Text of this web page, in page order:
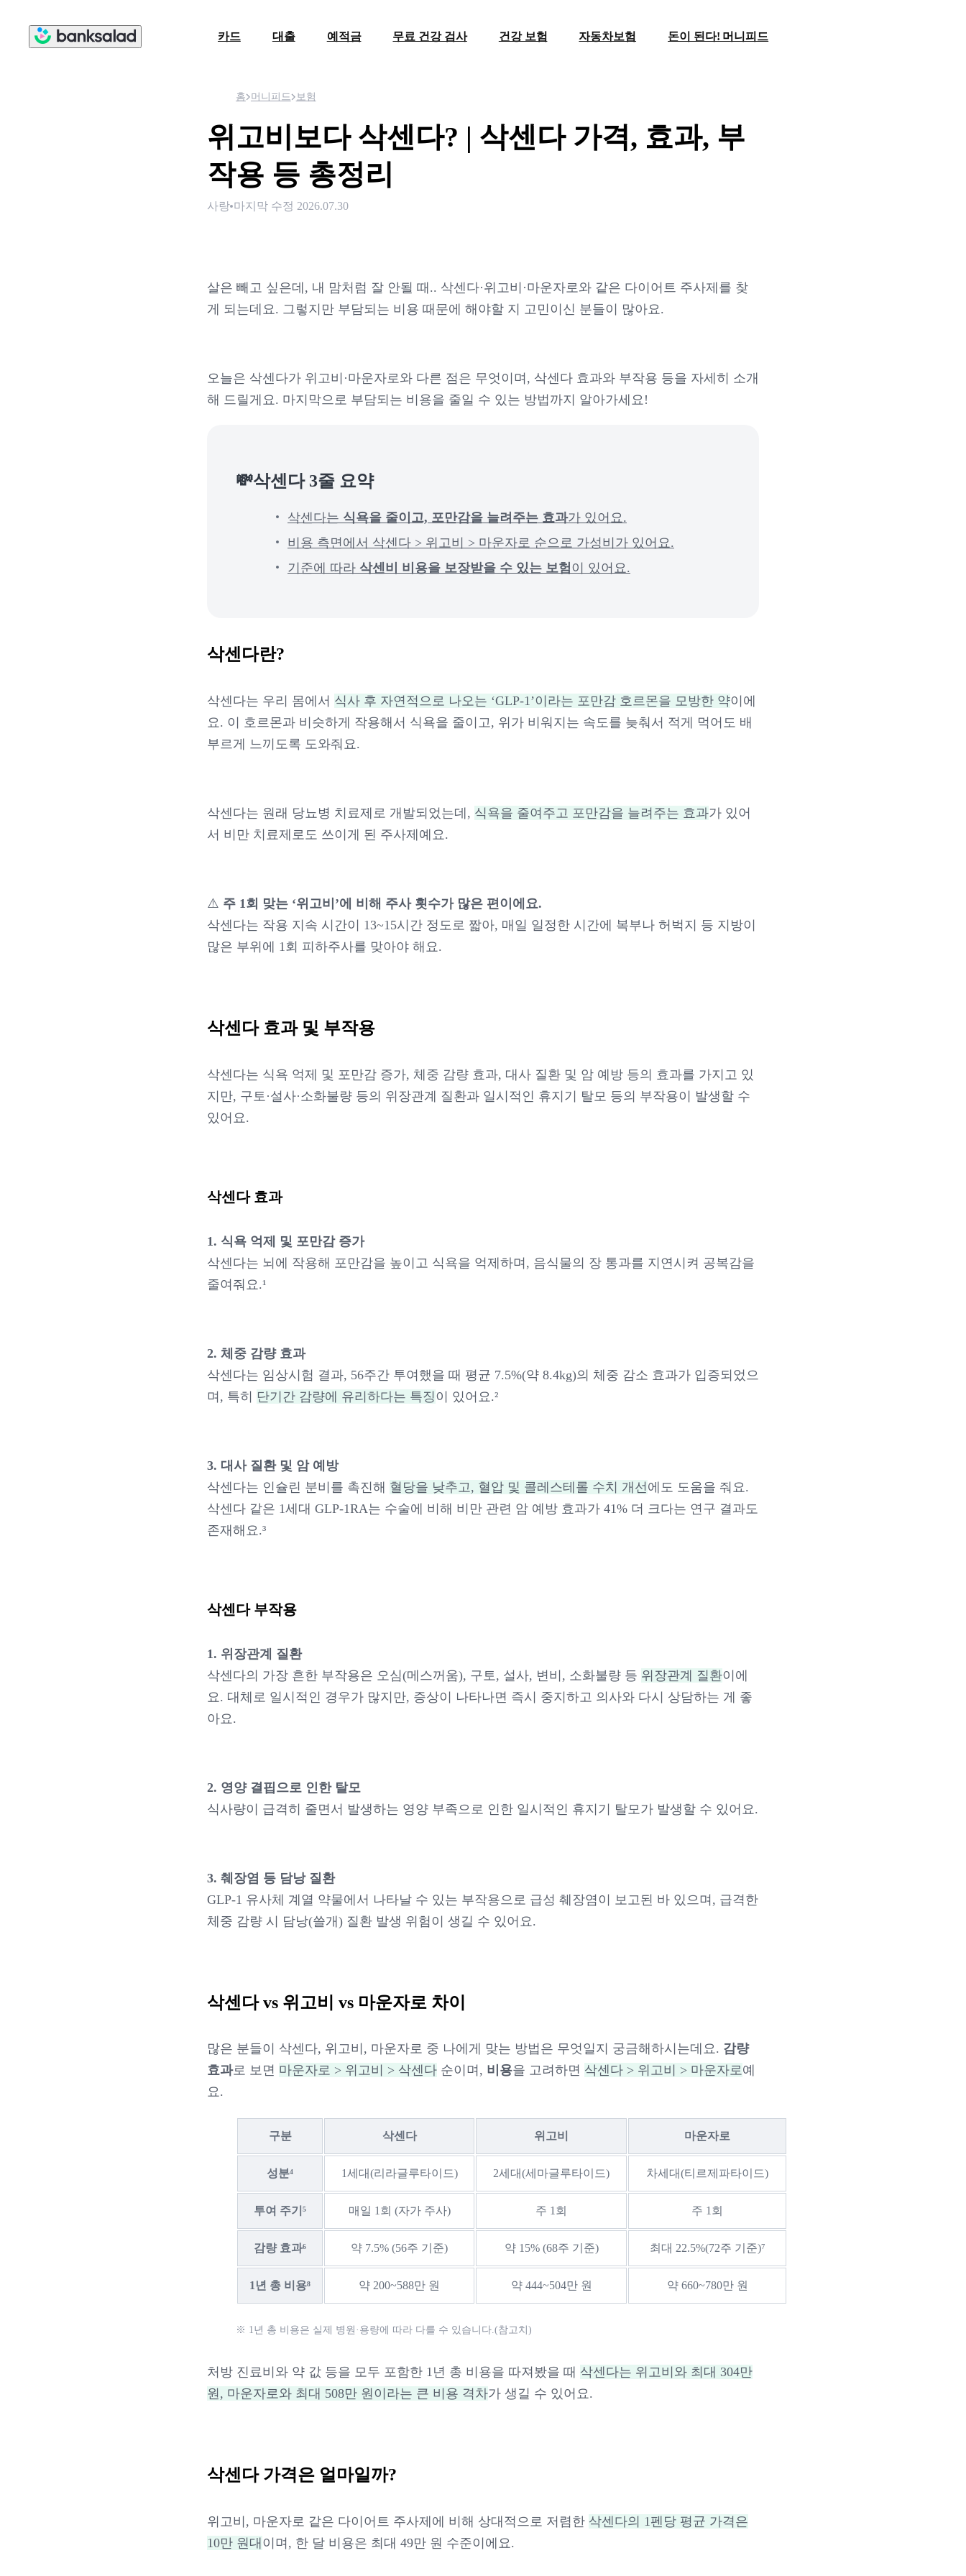
카드 대출 예적금 무료 건강 검사 건강 보험 자동차보험 돈이 된다! 머니피드
홈 머니피드 보험
위고비보다 삭센다? | 삭센다 가격, 효과, 부
작용 등 총정리
사랑 마지막 수정 2026.07.30
살은 빼고 싶은데, 내 맘처럼 잘 안될 때.. 삭센다·위고비·마운자로와 같은 다이어트 주사제를 찾
게 되는데요. 그렇지만 부담되는 비용 때문에 해야할 지 고민이신 분들이 많아요.
오늘은 삭센다가 위고비·마운자로와 다른 점은 무엇이며, 삭센다 효과와 부작용 등을 자세히 소개
해 드릴게요. 마지막으로 부담되는 비용을 줄일 수 있는 방법까지 알아가세요!
💸삭센다 3줄 요약
삭센다는 식욕을 줄이고, 포만감을 늘려주는 효과가 있어요.
비용 측면에서 삭센다 > 위고비 > 마운자로 순으로 가성비가 있어요.
기준에 따라 삭센비 비용을 보장받을 수 있는 보험이 있어요.
삭센다란?
삭센다는 우리 몸에서 식사 후 자연적으로 나오는 ‘GLP-1’이라는 포만감 호르몬을 모방한 약이에
요. 이 호르몬과 비슷하게 작용해서 식욕을 줄이고, 위가 비워지는 속도를 늦춰서 적게 먹어도 배
부르게 느끼도록 도와줘요.
삭센다는 원래 당뇨병 치료제로 개발되었는데, 식욕을 줄여주고 포만감을 늘려주는 효과가 있어
서 비만 치료제로도 쓰이게 된 주사제예요.
⚠️ 주 1회 맞는 ‘위고비’에 비해 주사 횟수가 많은 편이에요.
삭센다는 작용 지속 시간이 13~15시간 정도로 짧아, 매일 일정한 시간에 복부나 허벅지 등 지방이
많은 부위에 1회 피하주사를 맞아야 해요.
삭센다 효과 및 부작용
삭센다는 식욕 억제 및 포만감 증가, 체중 감량 효과, 대사 질환 및 암 예방 등의 효과를 가지고 있
지만, 구토·설사·소화불량 등의 위장관계 질환과 일시적인 휴지기 탈모 등의 부작용이 발생할 수
있어요.
삭센다 효과
1. 식욕 억제 및 포만감 증가
삭센다는 뇌에 작용해 포만감을 높이고 식욕을 억제하며, 음식물의 장 통과를 지연시켜 공복감을
줄여줘요.¹
2. 체중 감량 효과
삭센다는 임상시험 결과, 56주간 투여했을 때 평균 7.5%(약 8.4kg)의 체중 감소 효과가 입증되었으
며, 특히 단기간 감량에 유리하다는 특징이 있어요.²
3. 대사 질환 및 암 예방
삭센다는 인슐린 분비를 촉진해 혈당을 낮추고, 혈압 및 콜레스테롤 수치 개선 에도 도움을 줘요.
삭센다 같은 1세대 GLP-1RA는 수술에 비해 비만 관련 암 예방 효과가 41% 더 크다는 연구 결과도
존재해요.³
삭센다 부작용
1. 위장관계 질환
삭센다의 가장 흔한 부작용은 오심(메스꺼움), 구토, 설사, 변비, 소화불량 등 위장관계 질환이에
요. 대체로 일시적인 경우가 많지만, 증상이 나타나면 즉시 중지하고 의사와 다시 상담하는 게 좋
아요.
2. 영양 결핍으로 인한 탈모
식사량이 급격히 줄면서 발생하는 영양 부족으로 인한 일시적인 휴지기 탈모가 발생할 수 있어요.
3. 췌장염 등 담낭 질환
GLP-1 유사체 계열 약물에서 나타날 수 있는 부작용으로 급성 췌장염이 보고된 바 있으며, 급격한
체중 감량 시 담낭(쓸개) 질환 발생 위험이 생길 수 있어요.
삭센다 vs 위고비 vs 마운자로 차이
많은 분들이 삭센다, 위고비, 마운자로 중 나에게 맞는 방법은 무엇일지 궁금해하시는데요. 감량
효과로 보면 마운자로 > 위고비 > 삭센다 순이며, 비용을 고려하면 삭센다 > 위고비 > 마운자로예
요.
구분 삭센다 위고비 마운자로
성분⁴ 1세대(리라글루타이드) 2세대(세마글루타이드) 차세대(티르제파타이드)
투여 주기 ⁵ 매일 1회 (자가 주사) 주 1회 주 1회
감량 효과⁶ 약 7.5% (56주 기준) 약 15% (68주 기준) 최대 22.5%(72주 기준)⁷
1년 총 비용⁸ 약 200~588만 원 약 444~504만 원 약 660~780만 원
※ 1년 총 비용은 실제 병원·용량에 따라 다를 수 있습니다.(참고치)
처방 진료비와 약 값 등을 모두 포함한 1년 총 비용을 따져봤을 때 삭센다는 위고비와 최대 304만
원, 마운자로와 최대 508만 원이라는 큰 비용 격차가 생길 수 있어요.
삭센다 가격은 얼마일까?
위고비, 마운자로 같은 다이어트 주사제에 비해 상대적으로 저렴한 삭센다의 1펜당 평균 가격은
10만 원대 이며, 한 달 비용은 최대 49만 원 수준이에요.